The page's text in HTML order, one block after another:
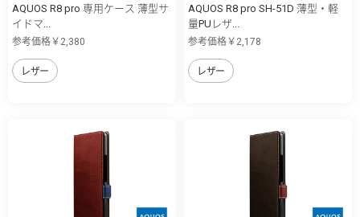
AQUOS R8 pro 専用ケース 薄型サ
イドマ...
参考価格￥2,380
レザー
AQUOS R8 pro SH-51D 薄型・軽
量PUレザ...
参考価格￥2,178
レザー